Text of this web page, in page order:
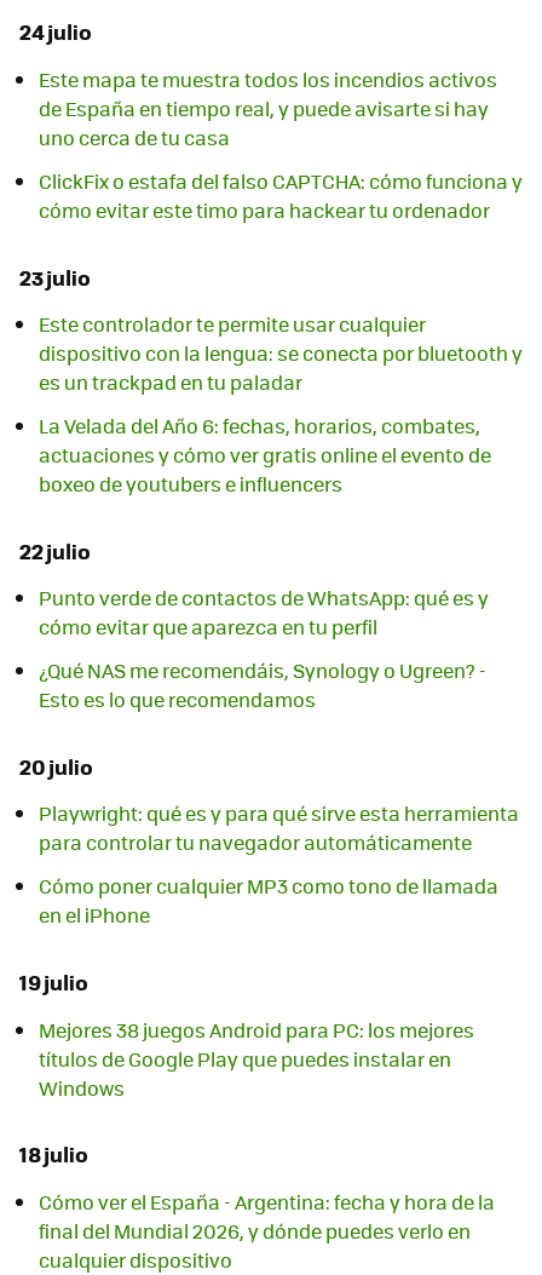
24 julio
Este mapa te muestra todos los incendios activos
de España en tiempo real, y puede avisarte si hay
uno cerca de tu casa
ClickFix o estafa del falso CAPTCHA: cómo funciona y
cómo evitar este timo para hackear tu ordenador
23 julio
Este controlador te permite usar cualquier
dispositivo con la lengua: se conecta por bluetooth y
es un trackpad en tu paladar
La Velada del Año 6: fechas, horarios, combates,
actuaciones y cómo ver gratis online el evento de
boxeo de youtubers e influencers
22 julio
Punto verde de contactos de WhatsApp: qué es y
cómo evitar que aparezca en tu perfil
¿Qué NAS me recomendáis, Synology o Ugreen? -
Esto es lo que recomendamos
20 julio
Playwright: qué es y para qué sirve esta herramienta
para controlar tu navegador automáticamente
Cómo poner cualquier MP3 como tono de llamada
en el iPhone
19 julio
Mejores 38 juegos Android para PC: los mejores
títulos de Google Play que puedes instalar en
Windows
18 julio
Cómo ver el España - Argentina: fecha y hora de la
final del Mundial 2026, y dónde puedes verlo en
cualquier dispositivo